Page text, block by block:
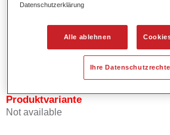
Fördert kurze Prozesszeiten.
Ermöglicht einfaches und sicheres
Kann variabel eingesetzt werden,
Mehrschicht- und
Produktvariante
Not available
Datenschutzerklärung
Alle ablehnen
Ihre Datenschutzrechte